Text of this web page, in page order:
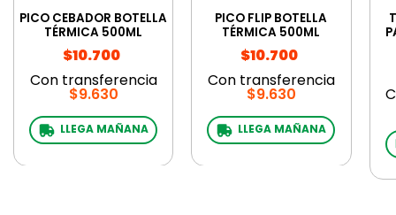
PICO CEBADOR BOTELLA
TÉRMICA 500ML
$10.700
Con transferencia
$9.630
LLEGA MAÑANA
PICO FLIP BOTELLA
TÉRMICA 500ML
$10.700
Con transferencia
$9.630
LLEGA MAÑANA